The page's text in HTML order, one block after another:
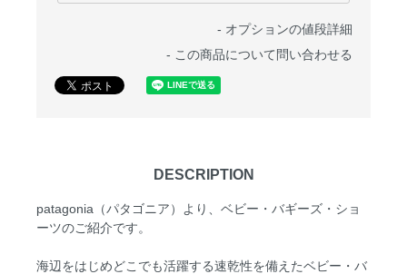
- オプションの値段詳細
- この商品について問い合わせる
DESCRIPTION
patagonia（パタゴニア）より、ベビー・バギーズ・ショ
ーツのご紹介です。
海辺をはじめどこでも活躍する速乾性を備えたベビー・バ